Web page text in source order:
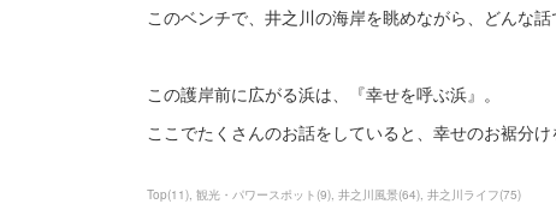
このベンチで、井之川の海岸を眺めながら、どんな
この護岸前に広がる浜は、『幸せを呼ぶ浜』。
ここでたくさんのお話をしていると、幸せのお裾分
Top(11) 観光・パワースポット (9) 井之川風景(64) 井之川ライフ(75)